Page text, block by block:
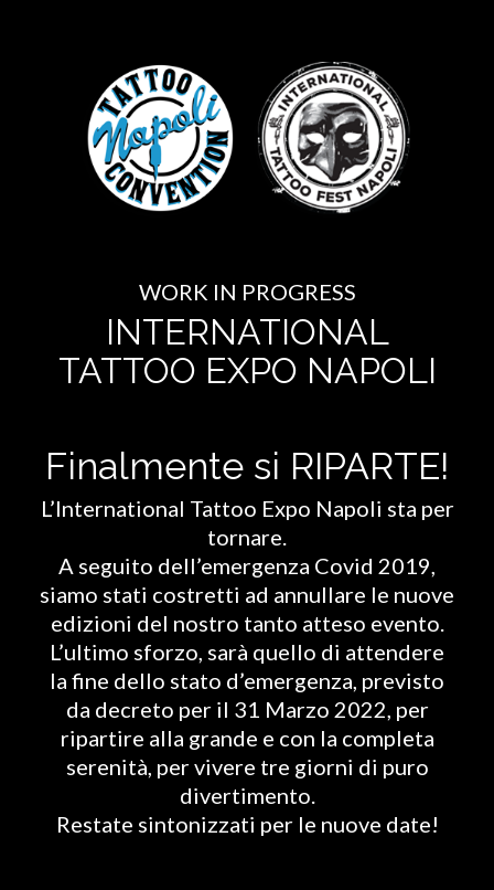
WORK IN PROGRESS
INTERNATIONAL
TATTOO EXPO NAPOLI
Finalmente si RIPARTE!
L’International Tattoo Expo Napoli sta per
tornare.
A seguito dell’emergenza Covid 2019,
siamo stati costretti ad annullare le nuove
edizioni del nostro tanto atteso evento.
L’ultimo sforzo, sarà quello di attendere
la fine dello stato d’emergenza, previsto
da decreto per il 31 Marzo 2022, per
ripartire alla grande e con la completa
serenità, per vivere tre giorni di puro
divertimento.
Restate sintonizzati per le nuove date!